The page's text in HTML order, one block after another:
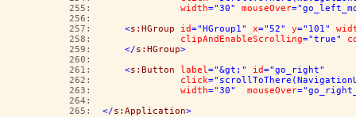
255:
width="30" mouseOver
256:
257:
<s:HGroup id="HGroup1" x="52" y="101"
258:
clipAndEnableScrolling="true"
259:
</s:HGroup>
260:
261:
<s:Button label="&gt;" id="go_right"
262:
click
263:
width="30" mouseOver
264:
265: </s:Application>